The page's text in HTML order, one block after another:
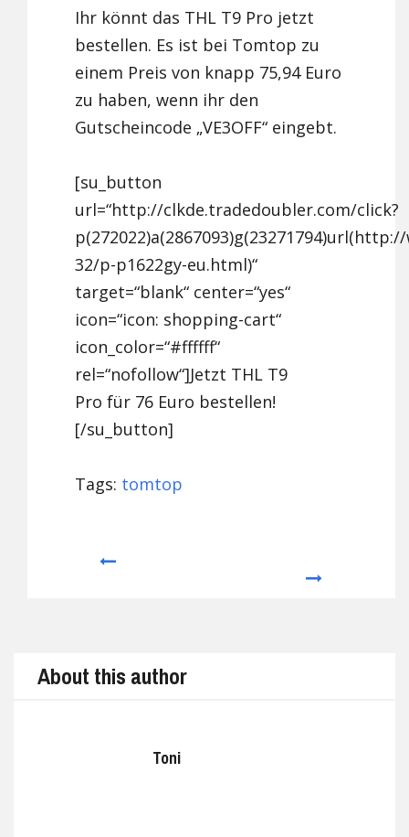
Ihr könnt das THL T9 Pro jetzt
bestellen. Es ist bei Tomtop zu
einem Preis von knapp 75,94 Euro
zu haben, wenn ihr den
Gutscheincode „VE3OFF“ eingebt.
[su_button
url=“http://clkde.tradedoubler.com/click?
32/p-p1622gy-eu.html)“
target=“blank“ center=“yes“
icon=“icon: shopping-cart“
icon_color=“#ffffff“
rel=“nofollow“]Jetzt THL T9
Pro für 76 Euro bestellen!
[/su_button]
Tags: tomtop
About this author
Toni